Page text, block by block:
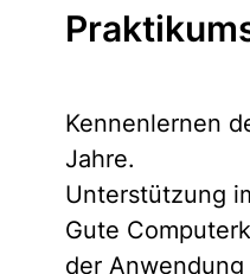
Kennenlernen
Jahre.
Unterstützung
Gute
der